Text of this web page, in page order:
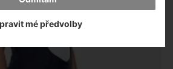
mé předvolby